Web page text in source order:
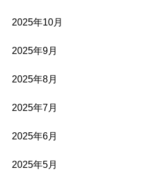
2025年10月
2025年9月
2025年8月
2025年7月
2025年6月
2025年5月